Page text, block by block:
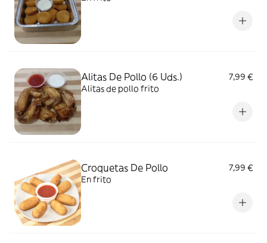
Alitas De Pollo (6 Uds.)
7,99 €
Alitas de pollo frito
Croquetas De Pollo
7,99 €
En frito